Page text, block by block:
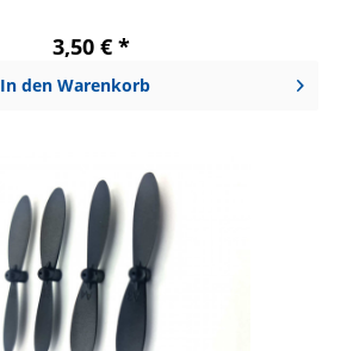
3,50 € *
In den Warenkorb